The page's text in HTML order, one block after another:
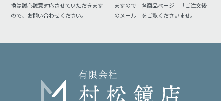
換は誠心誠意対応させていただきます
ので、お問い合わせください。
ますので「各商品ページ」「ご注文後
のメール」をご覧くださいませ。